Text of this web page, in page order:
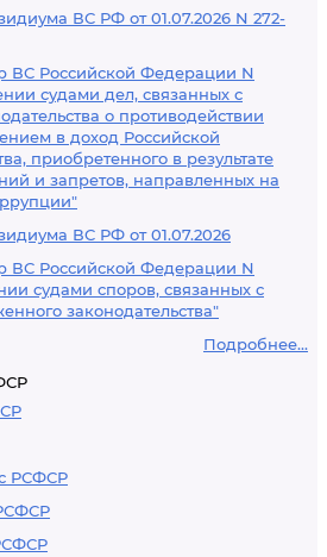
ВС РФ от 01.07.2026 N 272-
ВС Российской Федерации N
судами дел, связанных с
о противодействии
в доход Российской
приобретенного в результате
и запретов, направленных на
ВС РФ от 01.07.2026
ВС Российской Федерации N
судами споров, связанных с
законодательства"
Подробнее...
РСФСР